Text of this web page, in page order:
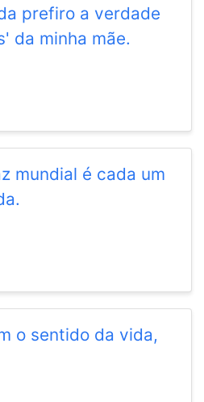
prefiro a verdade
da minha mãe.
mundial é cada um
o sentido da vida,